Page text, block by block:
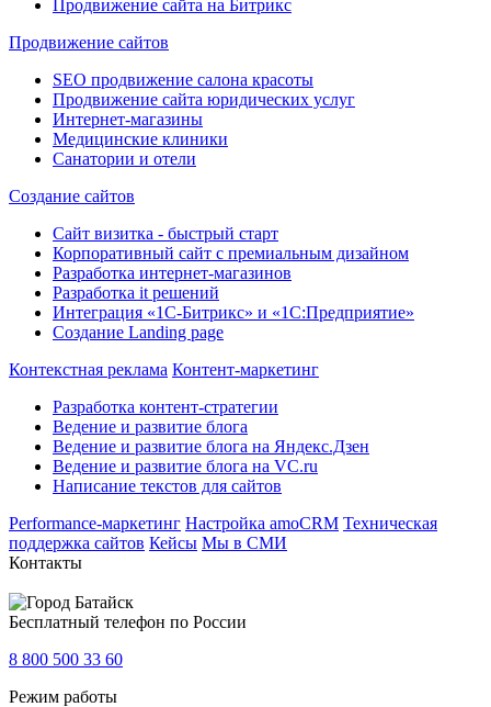
Продвижение сайта на Битрикс
Продвижение сайтов
SEO продвижение салона красоты
Продвижение сайта юридических услуг
Интернет-магазины
Медицинские клиники
Санатории и отели
Создание сайтов
Сайт визитка - быстрый старт
Корпоративный сайт с премиальным дизайном
Разработка интернет-магазинов
Разработка it решений
Интеграция «1С-Битрикс» и «1С:Предприятие»
Создание Landing page
Контекстная реклама Контент-маркетинг
Разработка контент-стратегии
Ведение и развитие блога
Ведение и развитие блога на Яндекс.Дзен
Ведение и развитие блога на VC.ru
Написание текстов для сайтов
Performance-маркетинг Настройка amoCRM Техническая
поддержка сайтов Кейсы Мы в СМИ
Контакты
Батайск
Бесплатный телефон по России
8 800 500 33 60
Режим работы